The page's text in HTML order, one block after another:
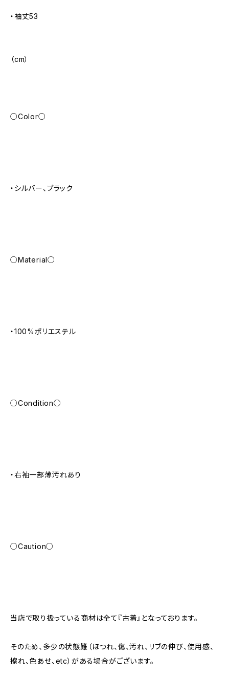
・袖丈53
（cm）
○Color○
・シルバー、ブラック
○Material○
・100%ポリエステル
○Condition○
・右袖一部薄汚れあり
○Caution○
当店で取り扱っている商材は全て『古着』となっております。
そのため、多少の状態難（ほつれ、傷、汚れ、リブの伸び、使用感、
擦れ、色あせ、etc）がある場合がございます。